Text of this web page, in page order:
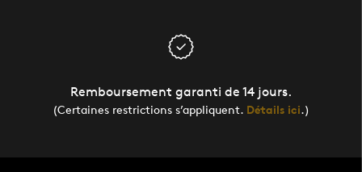
Remboursement garanti de 14 jours.
(Certaines restrictions s’appliquent. Détails ici.)